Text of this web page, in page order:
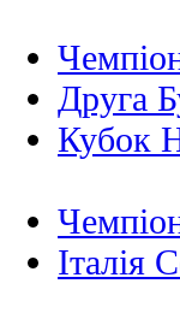
Друга
Кубок
Італія